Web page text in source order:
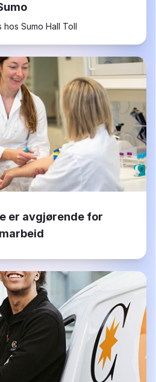
hos Sumo Hall Toll
er avgjørende for